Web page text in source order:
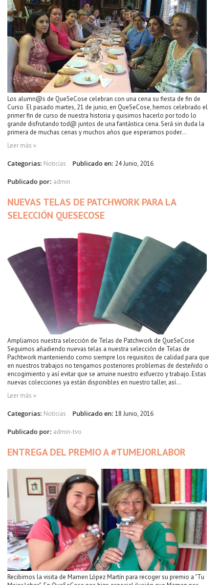
Los alumn@s de QueSeCose celebran con una cena su fiesta de fin de
Curso El pasado martes, 21 de junio, en QueSeCose, hemos celebrado el
primer fin de curso de nuestra historia y quisimos hacerlo por todo lo
grande disfrutando tod@ juntos de una fantástica cena. Será sin duda la
primera de muchas cenas y muchos años que esperamos poder...
Leer más »
Categorias: Noticias Publicado en: 24 Junio, 2016
Publicado por: admin
NUEVAS TELAS DE PATCHWORK PARA LA
SELECCIÓN QUESECOSE
Ampliamos nuestra selección de Telas de Patchwork de QueSeCose
Seguimos añadiendo nuevas telas a nuestra selección de Telas de
Pachtwork manteniendo como siempre los requisitos de calidad para que
en nuestros trabajos no tengamos posteriores problemas de desteñido o
encogimiento y así evitar que se arruine nuestro esfuerzo y trabajo. Estas
nuevas colecciones ya están disponibles en nuestro taller, así...
Leer más »
Categorias: Noticias Publicado en: 18 Junio, 2016
Publicado por: admin-tvo
ENTREGA DEL PREMIO A #TUMEJORLABOR
Recibimos la visita de Mamen López Martín para recoger su premio a "Tu